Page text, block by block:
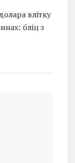
влітку
бліц з